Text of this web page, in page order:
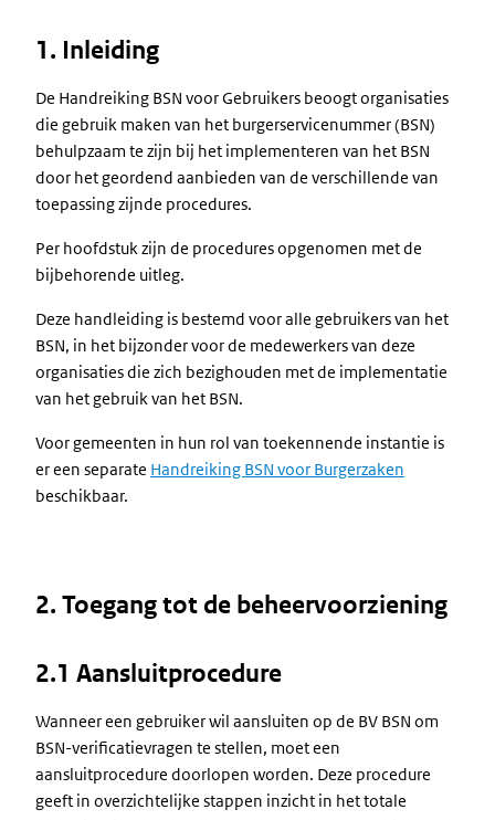
1. Inleiding
De Handreiking BSN voor Gebruikers beoogt organisaties
die gebruik maken van het burgerservicenummer (BSN)
behulpzaam te zijn bij het implementeren van het BSN
door het geordend aanbieden van de verschillende van
toepassing zijnde procedures.
Per hoofdstuk zijn de procedures opgenomen met de
bijbehorende uitleg.
Deze handleiding is bestemd voor alle gebruikers van het
BSN, in het bijzonder voor de medewerkers van deze
organisaties die zich bezighouden met de implementatie
van het gebruik van het BSN.
Voor gemeenten in hun rol van toekennende instantie is
er een separate Handreiking BSN voor Burgerzaken
beschikbaar.
2. Toegang tot de beheervoorziening
2.1 Aansluitprocedure
Wanneer een gebruiker wil aansluiten op de BV BSN om
BSN-verificatievragen te stellen, moet een
aansluitprocedure doorlopen worden. Deze procedure
geeft in overzichtelijke stappen inzicht in het totale